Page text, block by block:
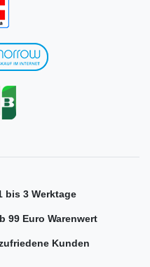
bis 3 Werktage
99 Euro Warenwert
Kunden